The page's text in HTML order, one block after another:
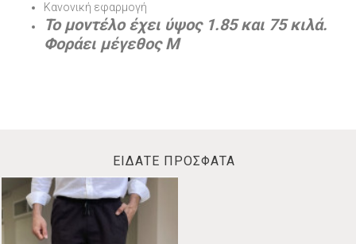
Κανονική εφαρμογή
Το μοντέλο έχει ύψος 1.85 και 75 κιλά.
Φοράει μέγεθος Μ
ΕΙΔΑΤΕ ΠΡΟΣΦΑΤΑ